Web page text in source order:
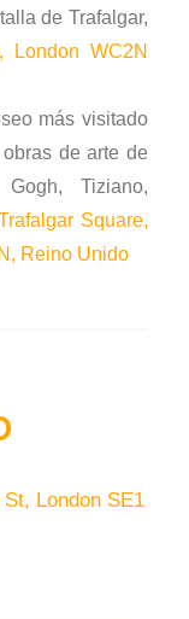
de Trafalgar,
London WC2N
más visitado
de arte de
Tiziano,
Square,
Reino Unido
London SE1